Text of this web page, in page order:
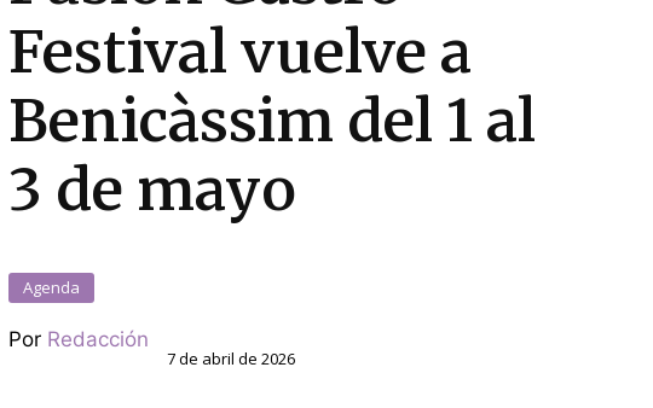
Festival vuelve a
Benicàssim del 1 al
3 de mayo
Agenda
Por Redacción
7 de abril de 2026